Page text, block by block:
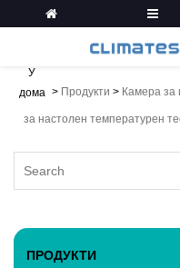
У
дома > Продукти > Камера за
за настолен температурен
ПРОДУКТИ